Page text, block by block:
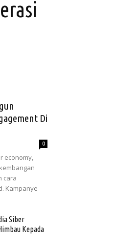
Di
0
economy,
cara
Kampanye
Siber
Kepada